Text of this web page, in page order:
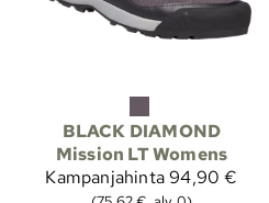
BLACK DIAMOND
Mission LT Womens
Kampanjahinta94,90 €